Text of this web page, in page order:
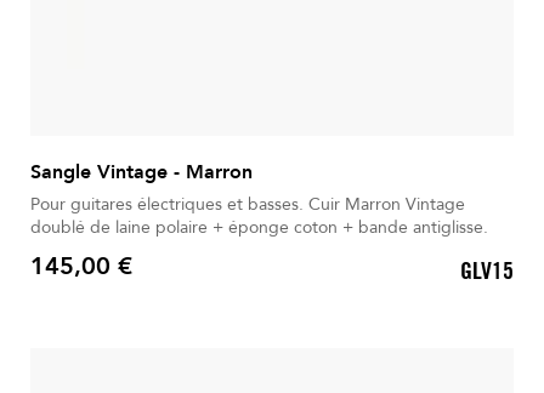
Sangle Vintage - Marron
Pour guitares électriques et basses. Cuir Marron Vintage
doublé de laine polaire + éponge coton + bande antiglisse.
Prix
145,00 € GLV15